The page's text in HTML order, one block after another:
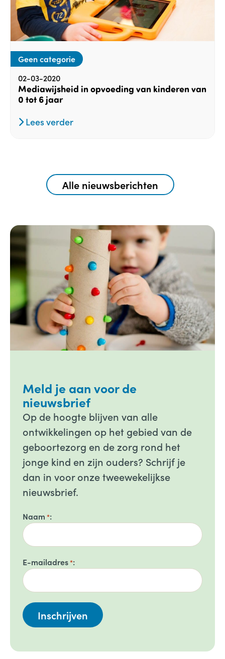
Geen categorie
02-03-2020
Mediawijsheid in opvoeding van kinderen van
0 tot 6 jaar
Lees verder
Alle nieuwsberichten
Meld je aan voor de
nieuwsbrief
Op de hoogte blijven van alle
ontwikkelingen op het gebied van de
geboortezorg en de zorg rond het
jonge kind en zijn ouders? Schrijf je
dan in voor onze tweewekelijkse
nieuwsbrief.
Naam *
E-mailadres*